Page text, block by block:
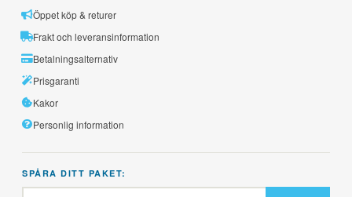
Öppet köp & returer
Frakt och leveransinformation
Betalningsalternativ
Prisgaranti
Kakor
Personlig information
SPÅRA DITT PAKET: